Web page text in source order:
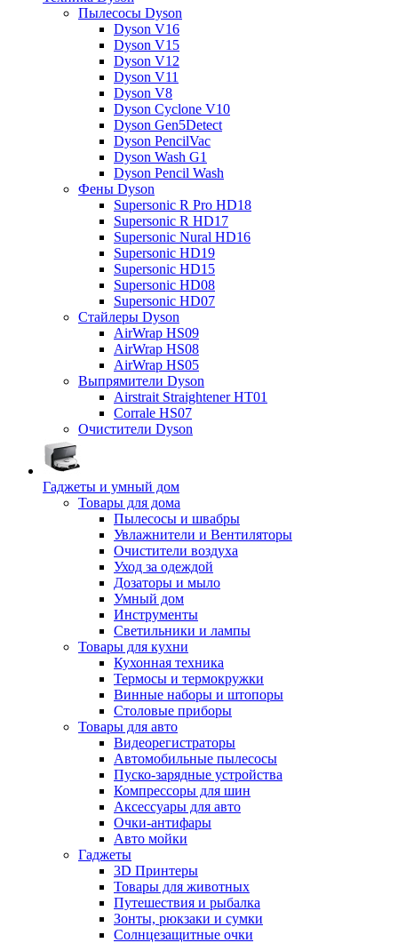
Пылесосы Dyson
Dyson V16
Dyson V15
Dyson V12
Dyson V11
Dyson V8
Dyson Cyclone V10
Dyson Gen5Detect
Dyson PencilVac
Dyson Wash G1
Dyson Pencil Wash
Фены Dyson
Supersonic R Pro HD18
Supersonic R HD17
Supersonic Nural HD16
Supersonic HD19
Supersonic HD15
Supersonic HD08
Supersonic HD07
Стайлеры Dyson
AirWrap HS09
AirWrap HS08
AirWrap HS05
Выпрямители Dyson
Airstrait Straightener HT01
Corrale HS07
Очистители Dyson
Гаджеты и умный дом
Товары для дома
Пылесосы и швабры
Увлажнители и Вентиляторы
Очистители воздуха
Уход за одеждой
Дозаторы и мыло
Умный дом
Инструменты
Светильники и лампы
Товары для кухни
Кухонная техника
Термосы и термокружки
Винные наборы и штопоры
Столовые приборы
Товары для авто
Видеорегистраторы
Автомобильные пылесосы
Пуско-зарядные устройства
Компрессоры для шин
Аксессуары для авто
Очки-антифары
Авто мойки
Гаджеты
3D Принтеры
Товары для животных
Путешествия и рыбалка
Зонты, рюкзаки и сумки
Солнцезащитные очки